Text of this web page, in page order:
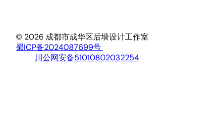
© 2026 成都市成华区后墙设计工作室
蜀ICP备2024087699号
川公网安备51010802032254